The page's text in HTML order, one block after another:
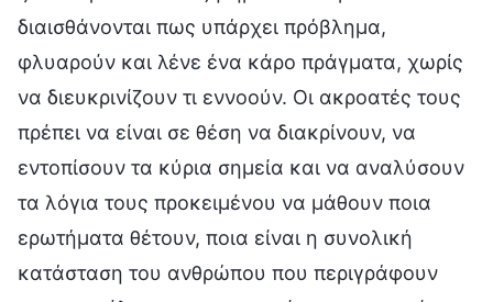
διαισθάνονται πως υπάρχει πρόβλημα,
φλυαρούν και λένε ένα κάρο πράγματα, χωρίς
να διευκρινίζουν τι εννοούν. Οι ακροατές τους
πρέπει να είναι σε θέση να διακρίνουν, να
εντοπίσουν τα κύρια σημεία και να αναλύσουν
τα λόγια τους προκειμένου να μάθουν ποια
ερωτήματα θέτουν, ποια είναι η συνολική
κατάσταση του ανθρώπου που περιγράφουν